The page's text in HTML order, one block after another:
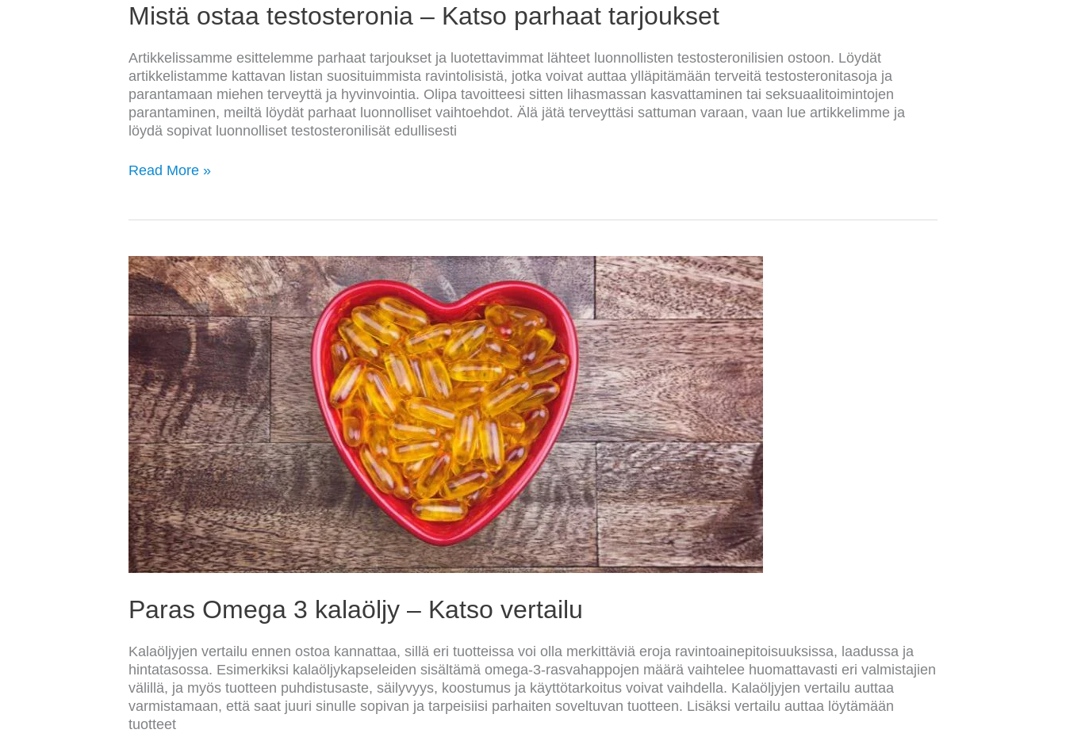
Mistä ostaa testosteronia – Katso parhaat tarjoukset
Artikkelissamme esittelemme parhaat tarjoukset ja luotettavimmat lähteet luonnollisten testosteronilisien ostoon. Löydät
artikkelistamme kattavan listan suosituimmista ravintolisistä, jotka voivat auttaa ylläpitämään terveitä testosteronitasoja ja
parantamaan miehen terveyttä ja hyvinvointia. Olipa tavoitteesi sitten lihasmassan kasvattaminen tai seksuaalitoimintojen
parantaminen, meiltä löydät parhaat luonnolliset vaihtoehdot. Älä jätä terveyttäsi sattuman varaan, vaan lue artikkelimme ja
löydä sopivat luonnolliset testosteronilisät edullisesti
Read More »
Paras Omega 3 kalaöljy – Katso vertailu
Kalaöljyjen vertailu ennen ostoa kannattaa, sillä eri tuotteissa voi olla merkittäviä eroja ravintoainepitoisuuksissa, laadussa ja
hintatasossa. Esimerkiksi kalaöljykapseleiden sisältämä omega-3-rasvahappojen määrä vaihtelee huomattavasti eri valmistajien
välillä, ja myös tuotteen puhdistusaste, säilyvyys, koostumus ja käyttötarkoitus voivat vaihdella. Kalaöljyjen vertailu auttaa
varmistamaan, että saat juuri sinulle sopivan ja tarpeisiisi parhaiten soveltuvan tuotteen. Lisäksi vertailu auttaa löytämään
tuotteet
Paras
Omega
3
kalaöljy
–
Katso
vertailu